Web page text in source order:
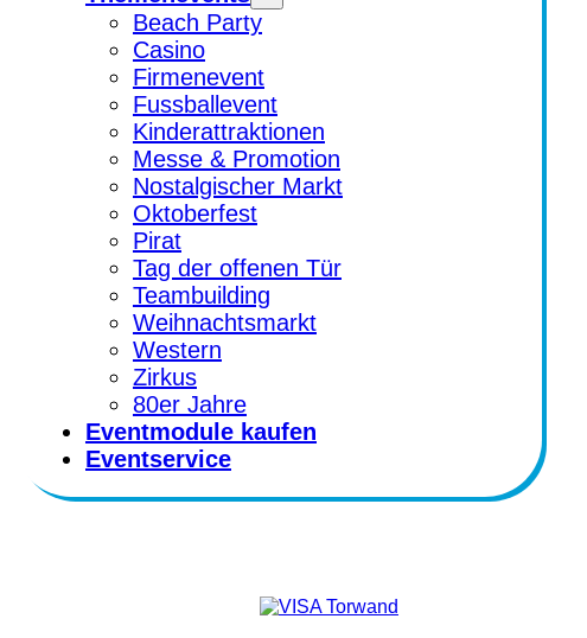
Beach Party
Casino
Firmenevent
Fussballevent
Kinderattraktionen
Messe & Promotion
Nostalgischer Markt
Oktoberfest
Pirat
Tag der offenen Tür
Teambuilding
Weihnachtsmarkt
Western
Zirkus
80er Jahre
Eventmodule kaufen
Eventservice